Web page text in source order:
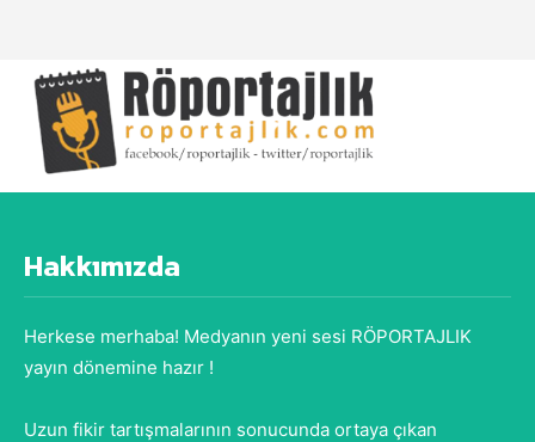
Hakkımızda
Herkese merhaba! Medyanın yeni sesi RÖPORTAJLIK
yayın dönemine hazır !
Uzun fikir tartışmalarının sonucunda ortaya çıkan